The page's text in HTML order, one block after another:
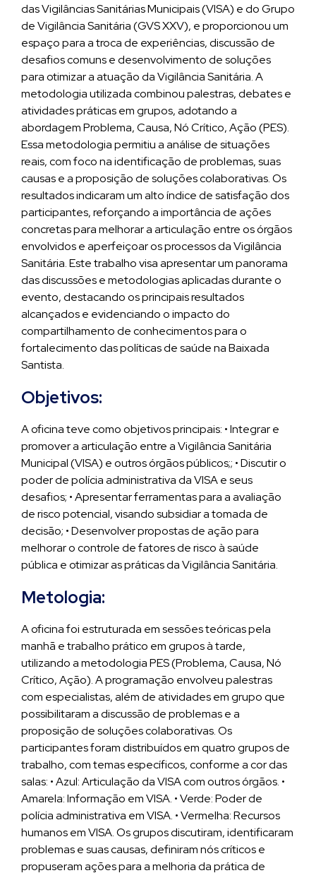
das Vigilâncias Sanitárias Municipais (VISA) e do Grupo
de Vigilância Sanitária (GVS XXV), e proporcionou um
espaço para a troca de experiências, discussão de
desafios comuns e desenvolvimento de soluções
para otimizar a atuação da Vigilância Sanitária. A
metodologia utilizada combinou palestras, debates e
atividades práticas em grupos, adotando a
abordagem Problema, Causa, Nó Crítico, Ação (PES).
Essa metodologia permitiu a análise de situações
reais, com foco na identificação de problemas, suas
causas e a proposição de soluções colaborativas. Os
resultados indicaram um alto índice de satisfação dos
participantes, reforçando a importância de ações
concretas para melhorar a articulação entre os órgãos
envolvidos e aperfeiçoar os processos da Vigilância
Sanitária. Este trabalho visa apresentar um panorama
das discussões e metodologias aplicadas durante o
evento, destacando os principais resultados
alcançados e evidenciando o impacto do
compartilhamento de conhecimentos para o
fortalecimento das políticas de saúde na Baixada
Santista.
Objetivos:
A oficina teve como objetivos principais: • Integrar e
promover a articulação entre a Vigilância Sanitária
Municipal (VISA) e outros órgãos públicos;; • Discutir o
poder de polícia administrativa da VISA e seus
desafios; • Apresentar ferramentas para a avaliação
de risco potencial, visando subsidiar a tomada de
decisão; • Desenvolver propostas de ação para
melhorar o controle de fatores de risco à saúde
pública e otimizar as práticas da Vigilância Sanitária.
Metologia:
A oficina foi estruturada em sessões teóricas pela
manhã e trabalho prático em grupos à tarde,
utilizando a metodologia PES (Problema, Causa, Nó
Crítico, Ação). A programação envolveu palestras
com especialistas, além de atividades em grupo que
possibilitaram a discussão de problemas e a
proposição de soluções colaborativas. Os
participantes foram distribuídos em quatro grupos de
trabalho, com temas específicos, conforme a cor das
salas: • Azul: Articulação da VISA com outros órgãos. •
Amarela: Informação em VISA. • Verde: Poder de
polícia administrativa em VISA. • Vermelha: Recursos
humanos em VISA. Os grupos discutiram, identificaram
problemas e suas causas, definiram nós críticos e
propuseram ações para a melhoria da prática de